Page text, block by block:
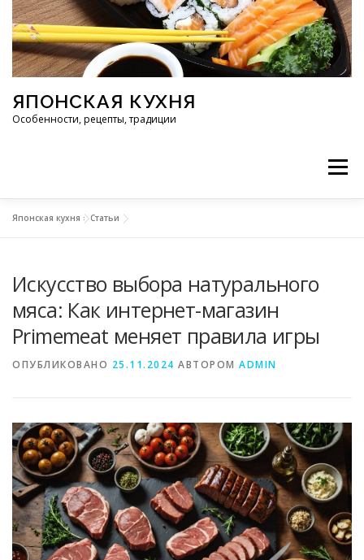
Перейти к содержимому
ЯПОНСКАЯ КУХНЯ
Особенности, рецепты, традиции
Меню
РЕЦЕПТЫ ТРАДИЦИИ СТАТЬИ
Японская кухня »Статьи
Искусство выбора натурального
мяса: Как интернет-магазин
Primemeat меняет правила игры
ОПУБЛИКОВАНО 25.11.2024 АВТОРОМ ADMIN